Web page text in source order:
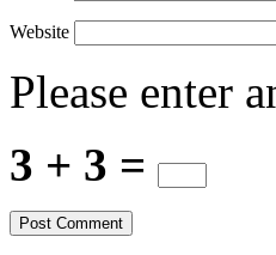
Website
Please enter
3 + 3 =